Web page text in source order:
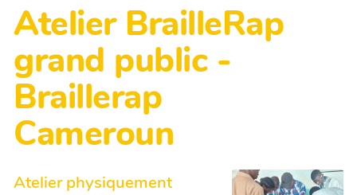
Atelier BrailleRap
grand public -
Braillerap
Cameroun
Atelier physiquement